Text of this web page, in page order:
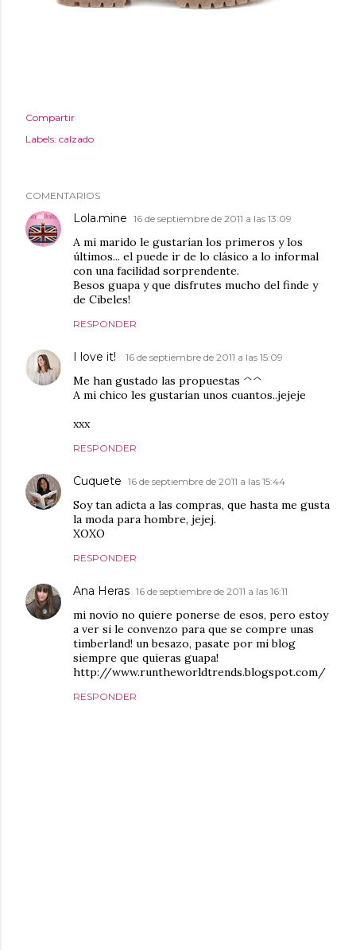
Compartir
Labels: calzado
COMENTARIOS
Lola.mine 16 de septiembre de 2011 a las 13:09
A mi marido le gustarían los primeros y los
últimos... el puede ir de lo clásico a lo informal
con una facilidad sorprendente.
Besos guapa y que disfrutes mucho del finde y
de Cibeles!
RESPONDER
I love it! 16 de septiembre de 2011 a las 15:09
Me han gustado las propuestas ^^
A mi chico les gustarían unos cuantos..jejeje
xxx
RESPONDER
Cuquete 16 de septiembre de 2011 a las 15:44
Soy tan adicta a las compras, que hasta me gusta
la moda para hombre, jejej.
XOXO
RESPONDER
Ana Heras 16 de septiembre de 2011 a las 16:11
mi novio no quiere ponerse de esos, pero estoy
a ver si le convenzo para que se compre unas
timberland! un besazo, pasate por mi blog
siempre que quieras guapa!
http://www.runtheworldtrends.blogspot.com/
RESPONDER